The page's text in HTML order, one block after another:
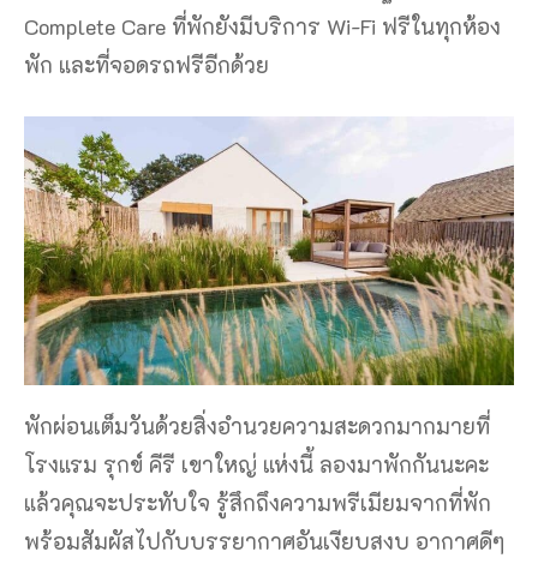
Complete Care ที่พักยังมีบริการ Wi-Fi ฟรีในทุกห้อง
พัก และที่จอดรถฟรีอีกด้วย
พักผ่อนเต็มวันด้วยสิ่งอำนวยความสะดวกมากมายที่
โรงแรม รุกข์ คีรี เขาใหญ่ แห่งนี้ ลองมาพักกันนะคะ
แล้วคุณจะประทับใจ รู้สึกถึงความพรีเมียมจากที่พัก
พร้อมสัมผัสไปกับบรรยากาศอันเงียบสงบ อากาศดีๆ